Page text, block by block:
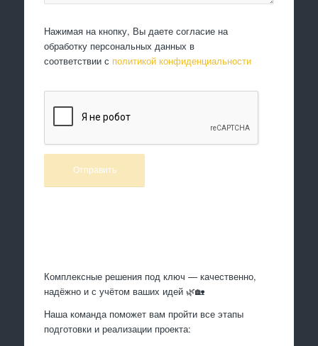
Нажимая на кнопку, Вы даете согласие на
обработку персональных данных в
соответствии с политикой конфиденциальности
Комплексные решения под ключ — качественно,
надёжно и с учётом ваших идей 🌿🏡
Наша команда поможет вам пройти все этапы
подготовки и реализации проекта: